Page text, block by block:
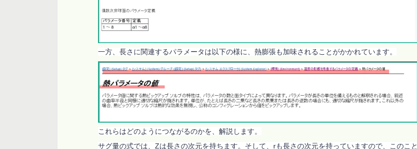
一方、長さに関連するパラメータは以下の様に、熱膨張も加味されることがかかれています。
これらはどのようにつながるのかを、解説します。
サグ量の式では、 Zは長さの次元を持ちます。そして、 rも長さの次元を持っていますので、このこと